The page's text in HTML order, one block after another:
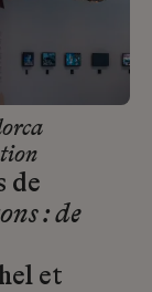
de
: de
et